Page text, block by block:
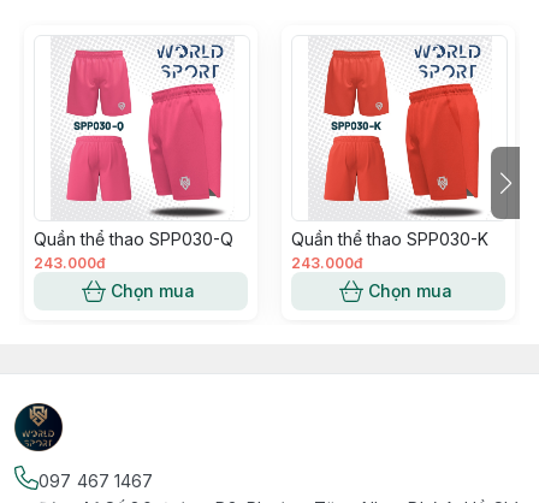
Quần thể thao SPP030-Q
243.000đ
Chọn mua
Quần thể thao SPP030-K
243.000đ
Chọn mua
097 467 1467